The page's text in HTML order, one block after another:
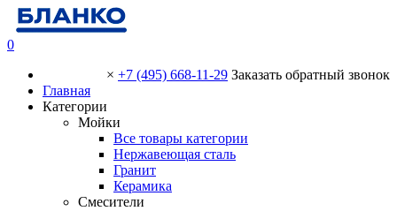
0
× +7 (495) 668-11-29 Заказать обратный звонок
Главная
Категории
Мойки
Все товары категории
Нержавеющая сталь
Гранит
Керамика
Смесители